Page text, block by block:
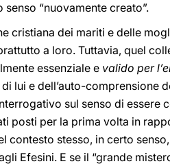
“nuovamente creato”.
cristiana dei mariti e delle
a loro. Tuttavia, quel
essenziale e valido per
lui e dell’auto-comprensione
sul senso di essere
posti per la prima volta in
contesto stesso, in certo
Efesini. E se il “grande